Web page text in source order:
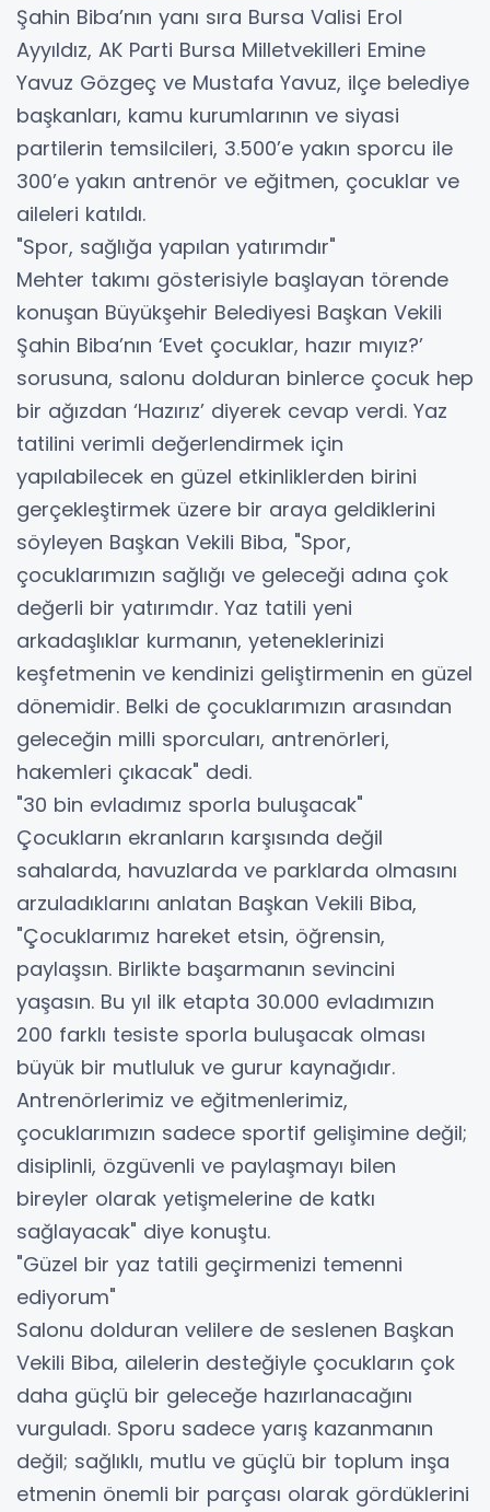
Şahin Biba’nın yanı sıra Bursa Valisi Erol
Ayyıldız, AK Parti Bursa Milletvekilleri Emine
Yavuz Gözgeç ve Mustafa Yavuz, ilçe belediye
başkanları, kamu kurumlarının ve siyasi
partilerin temsilcileri, 3.500’e yakın sporcu ile
300’e yakın antrenör ve eğitmen, çocuklar ve
aileleri katıldı.
"Spor, sağlığa yapılan yatırımdır"
Mehter takımı gösterisiyle başlayan törende
konuşan Büyükşehir Belediyesi Başkan Vekili
Şahin Biba’nın ‘Evet çocuklar, hazır mıyız?’
sorusuna, salonu dolduran binlerce çocuk hep
bir ağızdan ‘Hazırız’ diyerek cevap verdi. Yaz
tatilini verimli değerlendirmek için
yapılabilecek en güzel etkinliklerden birini
gerçekleştirmek üzere bir araya geldiklerini
söyleyen Başkan Vekili Biba, "Spor,
çocuklarımızın sağlığı ve geleceği adına çok
değerli bir yatırımdır. Yaz tatili yeni
arkadaşlıklar kurmanın, yeteneklerinizi
keşfetmenin ve kendinizi geliştirmenin en güzel
dönemidir. Belki de çocuklarımızın arasından
geleceğin milli sporcuları, antrenörleri,
hakemleri çıkacak" dedi.
"30 bin evladımız sporla buluşacak"
Çocukların ekranların karşısında değil
sahalarda, havuzlarda ve parklarda olmasını
arzuladıklarını anlatan Başkan Vekili Biba,
"Çocuklarımız hareket etsin, öğrensin,
paylaşsın. Birlikte başarmanın sevincini
yaşasın. Bu yıl ilk etapta 30.000 evladımızın
200 farklı tesiste sporla buluşacak olması
büyük bir mutluluk ve gurur kaynağıdır.
Antrenörlerimiz ve eğitmenlerimiz,
çocuklarımızın sadece sportif gelişimine değil;
disiplinli, özgüvenli ve paylaşmayı bilen
bireyler olarak yetişmelerine de katkı
sağlayacak" diye konuştu.
"Güzel bir yaz tatili geçirmenizi temenni
ediyorum"
Salonu dolduran velilere de seslenen Başkan
Vekili Biba, ailelerin desteğiyle çocukların çok
daha güçlü bir geleceğe hazırlanacağını
vurguladı. Sporu sadece yarış kazanmanın
değil; sağlıklı, mutlu ve güçlü bir toplum inşa
etmenin önemli bir parçası olarak gördüklerini